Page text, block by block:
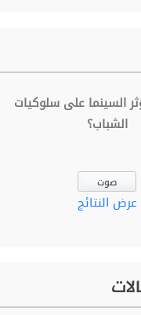
السينما على سلوكيات
الشباب؟
عرض النتائج